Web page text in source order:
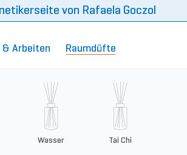
von Rafaela Goczol
& Arbeiten Raumdüfte
Wasser Tai Chi